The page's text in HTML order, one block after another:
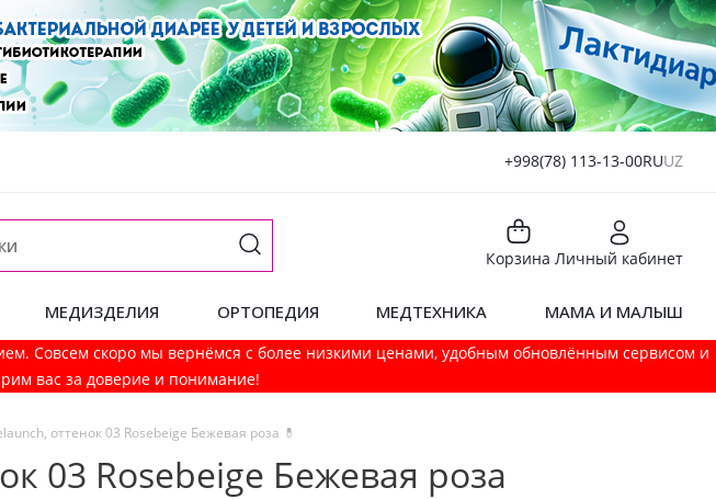
+998(78) 113-13-00RUUZ
Корзина Личный кабинет
МЕДИЗДЕЛИЯ ОРТОПЕДИЯ МЕДТЕХНИКА МАМА И МАЛЫШ
Совсем скоро мы вернёмся с более низкими ценами, удобным обновлённым сервисом и
вас за доверие и понимание!
оттенок 03 Rosebeige Бежевая роза 💊
03 Rosebeige Бежевая роза